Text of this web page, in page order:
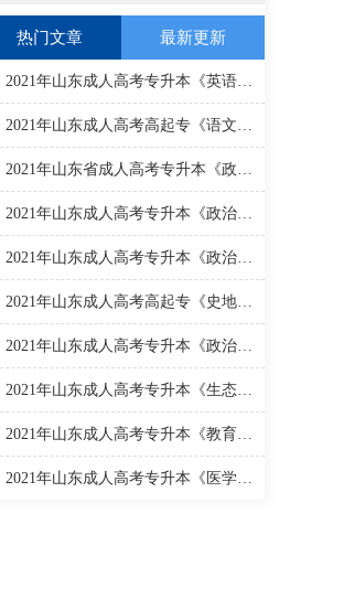
热门文章 最新更新
2021年山东成人高考专升本《英语》真题与答案
2021年山东成人高考高起专《语文》真题及答案（三）
2021年山东省成人高考专升本《政治》真题及答案
2021年山东成人高考专升本《政治》真题与答案（二）
2021年山东成人高考专升本《政治》精选真题
2021年山东成人高考高起专《史地综合》真题与答案
2021年山东成人高考专升本《政治》真题与答案（一）
2021年山东成人高考专升本《生态学基础》真题及答案(一)
2021年山东成人高考专升本《教育理论》考试真题与答案
2021年山东成人高考专升本《医学综合》考试真题